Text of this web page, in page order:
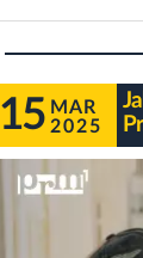
15 MAR
2025